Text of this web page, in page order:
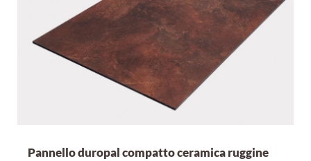
Pannello duropal compatto ceramica ruggine